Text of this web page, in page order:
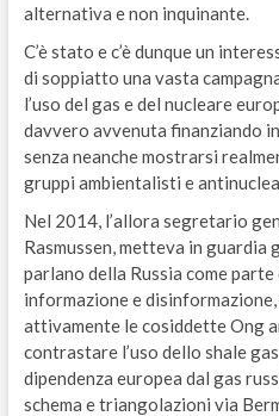
alternativa e non inquinante.
C’è stato e c’è dunque un
di soppiatto una vasta
l’uso del gas e del nucleare
davvero avvenuta finanziando
senza neanche mostrarsi
gruppi ambientalisti e
Nel 2014, l’allora segretario
Rasmussen, metteva in guardia
parlano della Russia come
informazione e
attivamente le cosiddette Ong
contrastare l’uso dello shale
dipendenza europea dal gas
schema e triangolazioni via